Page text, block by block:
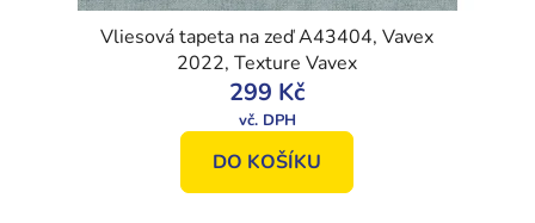
Vliesová tapeta na zeď A43404, Vavex
2022, Texture Vavex
299 Kč
DO KOŠÍKU